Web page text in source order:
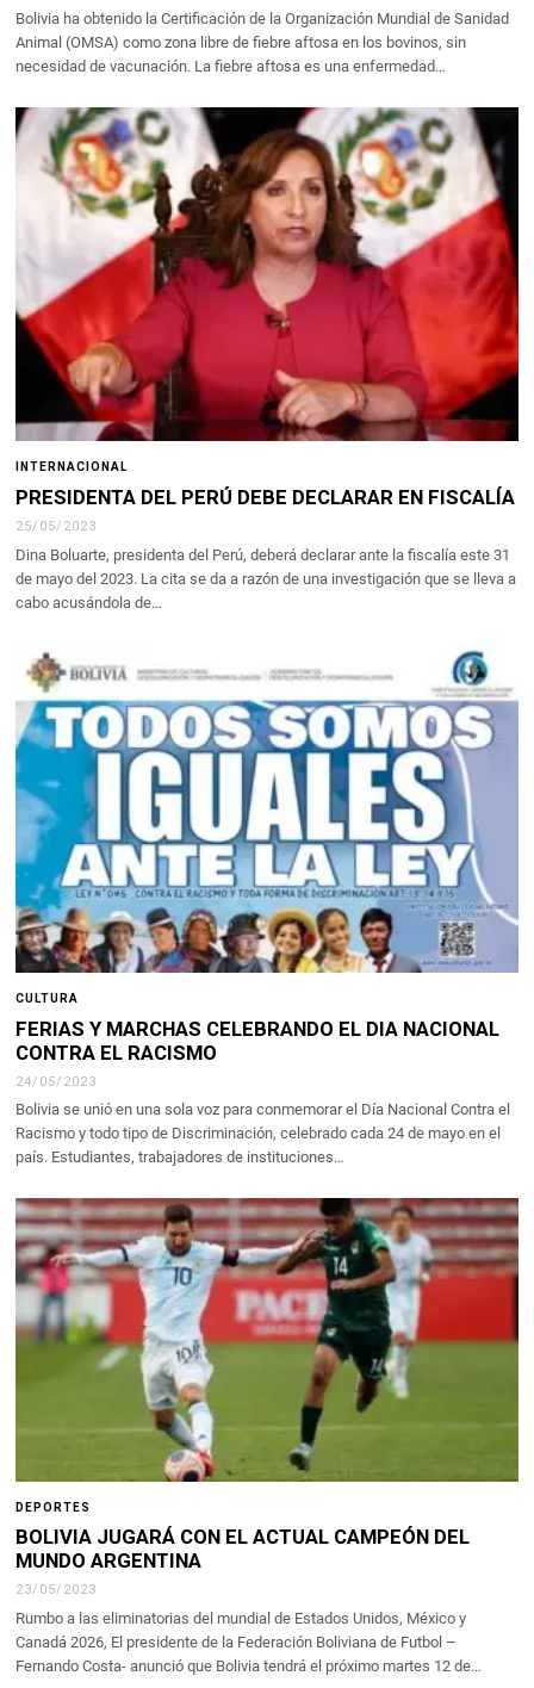
Bolivia ha obtenido la Certificación de la Organización Mundial de Sanidad
Animal (OMSA) como zona libre de fiebre aftosa en los bovinos, sin
necesidad de vacunación. La fiebre aftosa es una enfermedad…
INTERNACIONAL
PRESIDENTA DEL PERÚ DEBE DECLARAR EN FISCALÍA
25/05/2023
Dina Boluarte, presidenta del Perú, deberá declarar ante la fiscalía este 31
de mayo del 2023. La cita se da a razón de una investigación que se lleva a
cabo acusándola de…
CULTURA
FERIAS Y MARCHAS CELEBRANDO EL DIA NACIONAL
CONTRA EL RACISMO
24/05/2023
Bolivia se unió en una sola voz para conmemorar el Día Nacional Contra el
Racismo y todo tipo de Discriminación, celebrado cada 24 de mayo en el
país. Estudiantes, trabajadores de instituciones…
DEPORTES
BOLIVIA JUGARÁ CON EL ACTUAL CAMPEÓN DEL
MUNDO ARGENTINA
23/05/2023
Rumbo a las eliminatorias del mundial de Estados Unidos, México y
Canadá 2026, El presidente de la Federación Boliviana de Futbol –
Fernando Costa- anunció que Bolivia tendrá el próximo martes 12 de…